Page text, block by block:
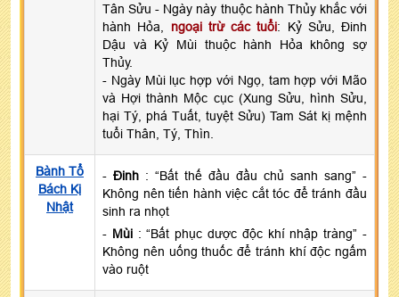
Tân Sửu - Ngày này thuộc hành Thủy khắc với
hành Hỏa, ngoại trừ các tuổi: Kỷ Sửu, Đinh
Dậu và Kỷ Mùi thuộc hành Hỏa không sợ
Thủy.
- Ngày Mùi lục hợp với Ngọ, tam hợp với Mão
và Hợi thành Mộc cục (Xung Sửu, hình Sửu,
hại Tý, phá Tuất, tuyệt Sửu) Tam Sát kị mệnh
tuổi Thân, Tý, Thìn.
Bành Tổ
Bách Kị
Nhật
- Đinh : “Bất thế đầu đầu chủ sanh sang” -
Không nên tiến hành việc cắt tóc để tránh đầu
sinh ra nhọt
- Mùi: “Bất phục dược độc khí nhập tràng” -
Không nên uống thuốc để tránh khí độc ngấm
vào ruột